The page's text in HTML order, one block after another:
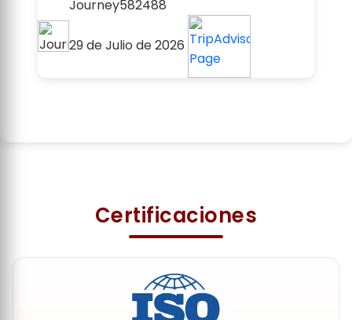
Journey582488
29 de Julio de 2026
1 / 20
Certificaciones